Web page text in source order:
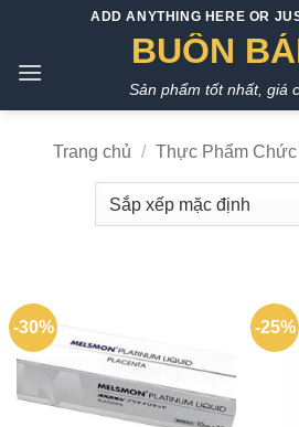
nội
ADD ANYTHING HERE OR
BUÔN
Sản phẩm tốt nhất, giá
Trang chủ / Thực Phẩm Chức
-30% -25%